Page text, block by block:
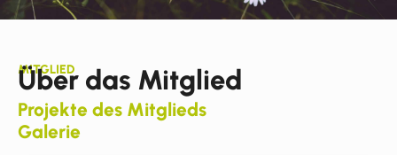
MITGLIED
Über das Mitglied
Projekte des Mitglieds
Galerie